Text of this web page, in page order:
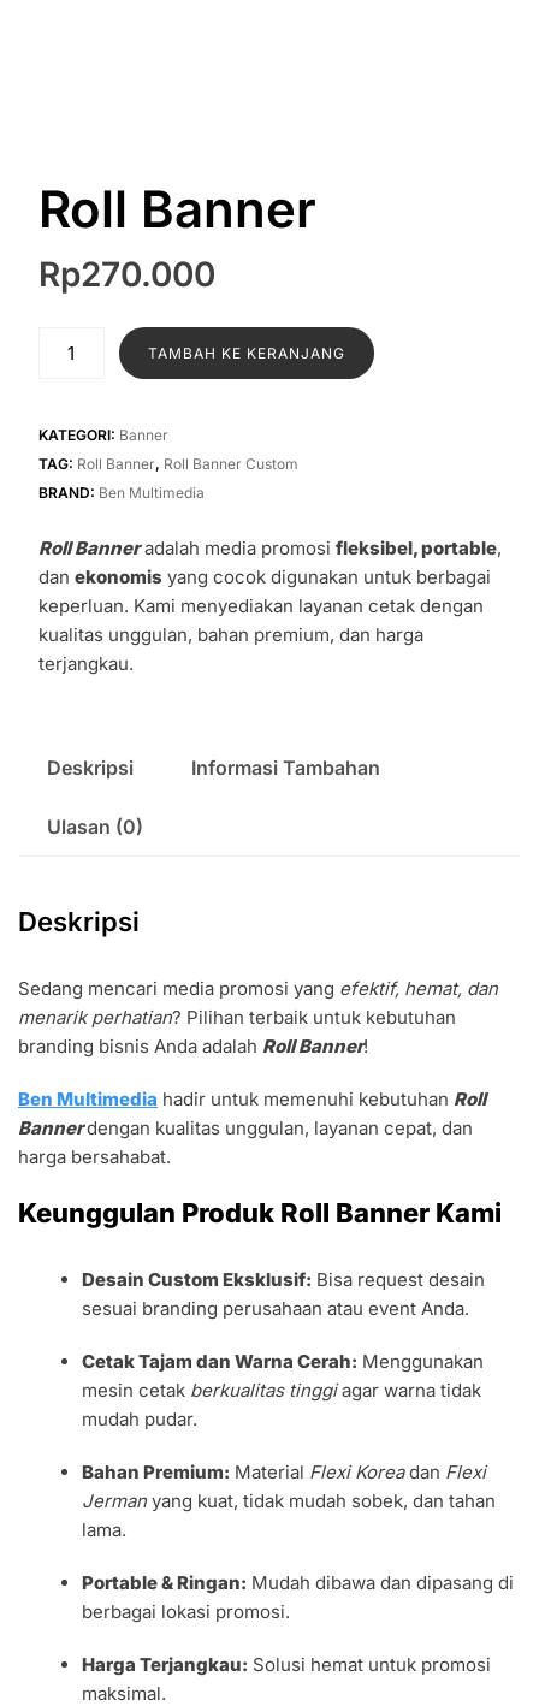
Roll Banner
Rp270.000
TAMBAH KE KERANJANG
KATEGORI: Banner
TAG: Roll Banner, Roll Banner Custom
BRAND: Ben Multimedia
Roll Banneradalah media promosi fleksibel, portable,
dan ekonomis yang cocok digunakan untuk berbagai
keperluan. Kami menyediakan layanan cetak dengan
kualitas unggulan, bahan premium, dan harga
terjangkau.
Deskripsi Informasi Tambahan
Ulasan (0)
Deskripsi
Sedang mencari media promosi yang efektif, hemat, dan
menarik perhatian? Pilihan terbaik untuk kebutuhan
branding bisnis Anda adalah Roll Banner!
Ben Multimedia hadir untuk memenuhi kebutuhan Roll
Bannerdengan kualitas unggulan, layanan cepat, dan
harga bersahabat.
Keunggulan Produk Roll Banner Kami
Desain Custom Eksklusif: Bisa request desain
sesuai branding perusahaan atau event Anda.
Cetak Tajam dan Warna Cerah: Menggunakan
mesin cetak berkualitas tinggiagar warna tidak
mudah pudar.
Bahan Premium: Material Flexi Koreadan Flexi
Jerman yang kuat, tidak mudah sobek, dan tahan
lama.
Portable & Ringan: Mudah dibawa dan dipasang di
berbagai lokasi promosi.
Harga Terjangkau: Solusi hemat untuk promosi
maksimal.